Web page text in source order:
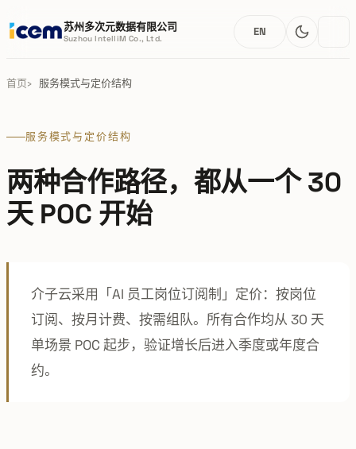
苏州多次元数据有限公司
Suzhou IntelliM Co., Ltd.
EN
首页 服务模式与定价结构
服务模式与定价结构
两种合作路径，都从一个 30
天 POC 开始
介子云采用「AI 员工岗位订阅制」定价：按岗位
订阅、按月计费、按需组队。所有合作均从 30 天
单场景 POC 起步，验证增长后进入季度或年度合
约。